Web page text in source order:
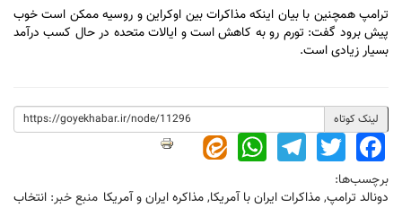
ترامپ همچنین با بیان اینکه مذاکرات بین اوکراین و روسیه ممکن است خوب
پیش برود گفت: تورم رو به کاهش است و ایالات متحده در حال کسب درآمد
بسیار زیادی است.
لینک کوتاه
Facebook
Twitter
Telegram
WhatsApp
برچسب‌ها:
دونالد ترامپ,مذاکرات ایران با آمریکا,مذاکره ایران و آمریکا منبع خبر: انتخاب